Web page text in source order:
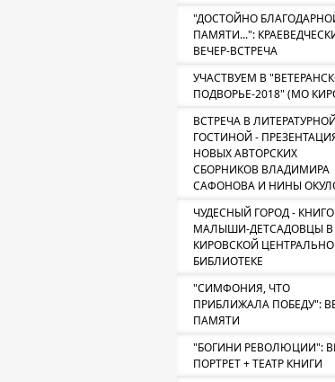
"ДОСТОЙНО
ПАМЯТИ...":
ВЕЧЕР-ВСТРЕЧА
УЧАСТВУЕМ В
ПОДВОРЬЕ-2018" (МО
ВСТРЕЧА В ЛИТЕРАТУРНОЙ
ГОСТИНОЙ -
НОВЫХ АВТОРСКИХ
СБОРНИКОВ ВЛАДИМИРА
САФОНОВА И НИНЫ
ЧУДЕСНЫЙ ГОРОД -
МАЛЫШИ-ДЕТСАДОВЦЫ В
КИРОВСКОЙ
БИБЛИОТЕКЕ
"СИМФОНИЯ, ЧТО
ПРИБЛИЖАЛА ПОБЕДУ":
ПАМЯТИ
"БОГИНИ РЕВОЛЮЦИИ":
ПОРТРЕТ + ТЕАТР КНИГИ